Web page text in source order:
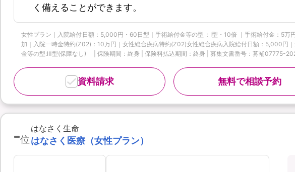
く備えることができます。
女性プラン｜入院給付日額：5,000円・60日型｜手術給付金等の型：Ⅰ型・10倍 ｜手術給付金：5
加｜入院一時金特約(Z02)：10万円｜女性総合疾病特約(Z02)女性総合疾病入院給付日額：5,000円
金等の型:Ⅲ型(保障なし) | 保険期間：終身 | 保険料払込期間：終身 | 募集文書番号：募補07775-
無料で相談予約
資料請求
-位
はなさく生命
はなさく医療（女性プラン）